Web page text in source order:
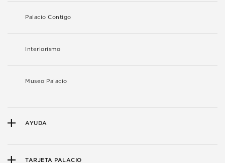
Palacio Contigo
Interiorismo
Museo Palacio
AYUDA
TARJETA PALACIO